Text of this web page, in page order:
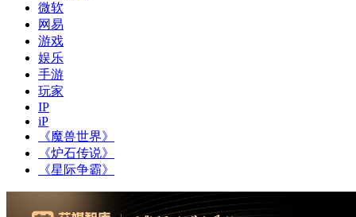
微软
网易
游戏
娱乐
手游
玩家
IP
iP
《魔兽世界》
《炉石传说》
《星际争霸》